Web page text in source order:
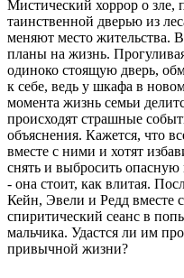
Мистический хоррор о зле,
таинственной дверью из
меняют место жительства.
планы на жизнь.
одиноко стоящую дверь,
к себе, ведь у шкафа в
момента жизнь семьи
происходят страшные
объяснения. Кажется, что
вместе с ними и хотят
снять и выбросить опасную
- она стоит, как влитая.
Кейн, Эвели и Редд вместе
спиритический сеанс в
мальчика. Удастся ли им
привычной жизни?